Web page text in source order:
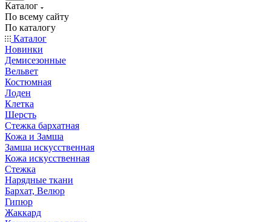
Каталог
По всему сайту
По каталогу
Каталог
Новинки
Демисезонные
Вельвет
Костюмная
Лоден
Клетка
Шерсть
Стежка бархатная
Кожа и Замша
Замша искусственная
Кожа искусственная
Стежка
Нарядные ткани
Бархат, Велюр
Гипюр
Жаккард